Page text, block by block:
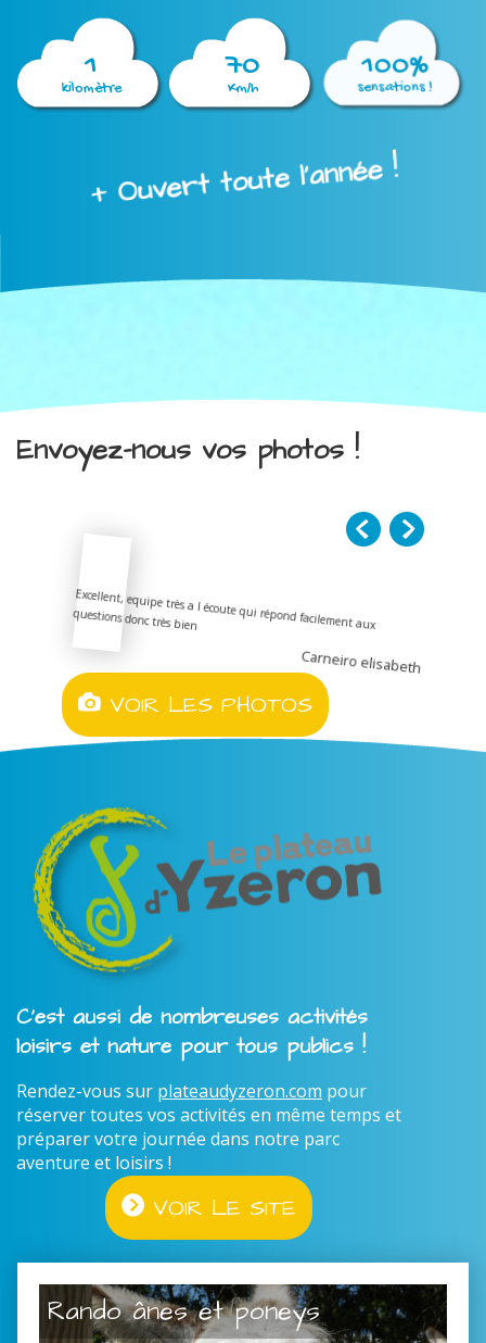
1
kilomètre
70
Km/h
100%
sensations !
+ Ouvert toute l'année !
Envoyez-nous vos photos !
Excellent, equipe très a l écoute qui répond facilement aux
questions donc très bien
Carneiro elisabeth
VOIR LES PHOTOS
C'est aussi de nombreuses activités
loisirs et nature pour tous publics !
Rendez-vous sur plateaudyzeron.com pour
réserver toutes vos activités en même temps et
préparer votre journée dans notre parc
aventure et loisirs !
VOIR LE SITE
Rando ânes et poneys